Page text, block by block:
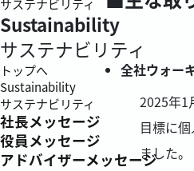
サステナビリティ
Sustainability
サステナビリティ
トップへ
Sustainability
サステナビリティ
社長メッセージ
役員メッセージ
アドバイザーメッセージ
全社ウォー
2025年1
目標に
ました。